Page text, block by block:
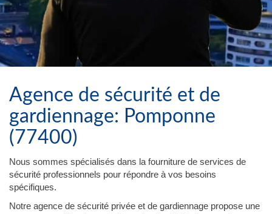
Agence de sécurité et de
gardiennage: Pomponne
(77400)
Nous sommes spécialisés dans la fourniture de services de
sécurité professionnels pour répondre à vos besoins
spécifiques.
Notre agence de sécurité privée et de gardiennage propose une